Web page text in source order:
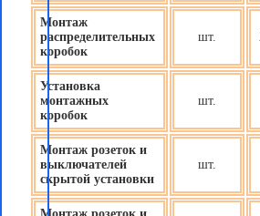
Монтаж
распределительных
коробок
шт.
Установка
монтажных
коробок
шт.
Монтаж розеток и
выключателей
скрытой установки
шт.